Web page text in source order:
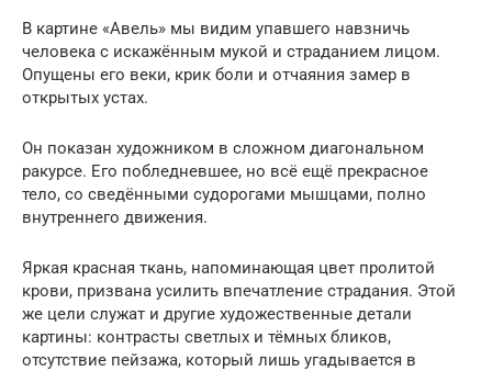
В картине «Авель» мы видим упавшего навзничь
человека с искажённым мукой и страданием лицом.
Опущены его веки, крик боли и отчаяния замер в
открытых устах.
Он показан художником в сложном диагональном
ракурсе. Его побледневшее, но всё ещё прекрасное
тело, со сведёнными судорогами мышцами, полно
внутреннего движения.
Яркая красная ткань, напоминающая цвет пролитой
крови, призвана усилить впечатление страдания. Этой
же цели служат и другие художественные детали
картины: контрасты светлых и тёмных бликов,
отсутствие пейзажа, который лишь угадывается в